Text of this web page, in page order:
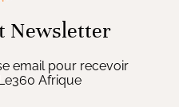
Newsletter
email pour recevoir
Afrique